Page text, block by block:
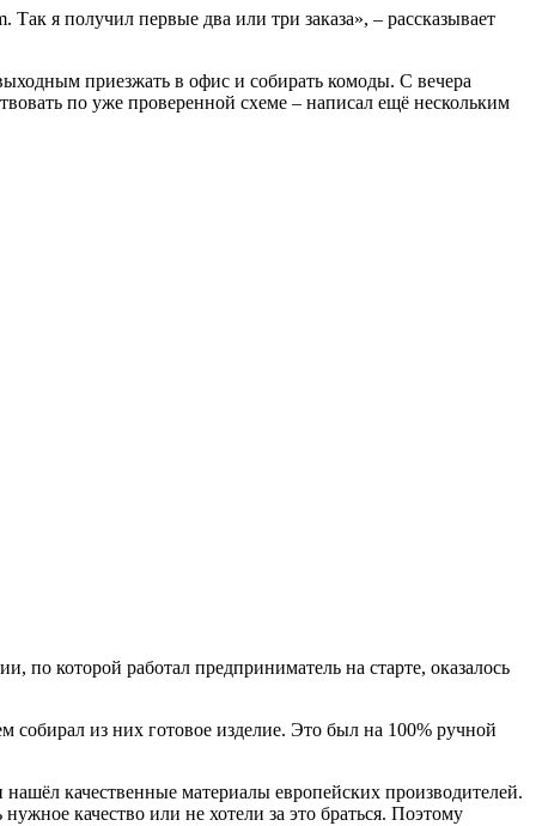
я получил первые два или три заказа», – рассказывает
приезжать в офис и собирать комоды. С вечера
по уже проверенной схеме – написал ещё нескольким
по которой работал предприниматель на старте, оказалось
собирал из них готовое изделие. Это был на 100% ручной
качественные материалы европейских производителей.
качество или не хотели за это браться. Поэтому